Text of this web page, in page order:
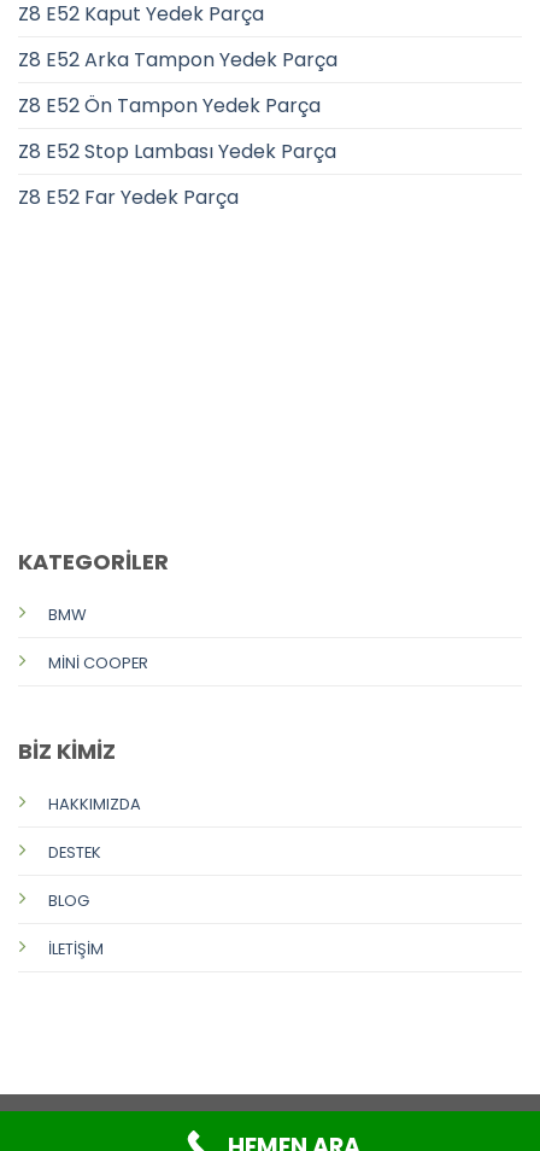
Z8 E52 Kaput Yedek Parça
Z8 E52 Arka Tampon Yedek Parça
Z8 E52 Ön Tampon Yedek Parça
Z8 E52 Stop Lambası Yedek Parça
Z8 E52 Far Yedek Parça
KATEGORİLER
BMW
MİNİ COOPER
BİZ KİMİZ
HAKKIMIZDA
DESTEK
BLOG
İLETİŞİM